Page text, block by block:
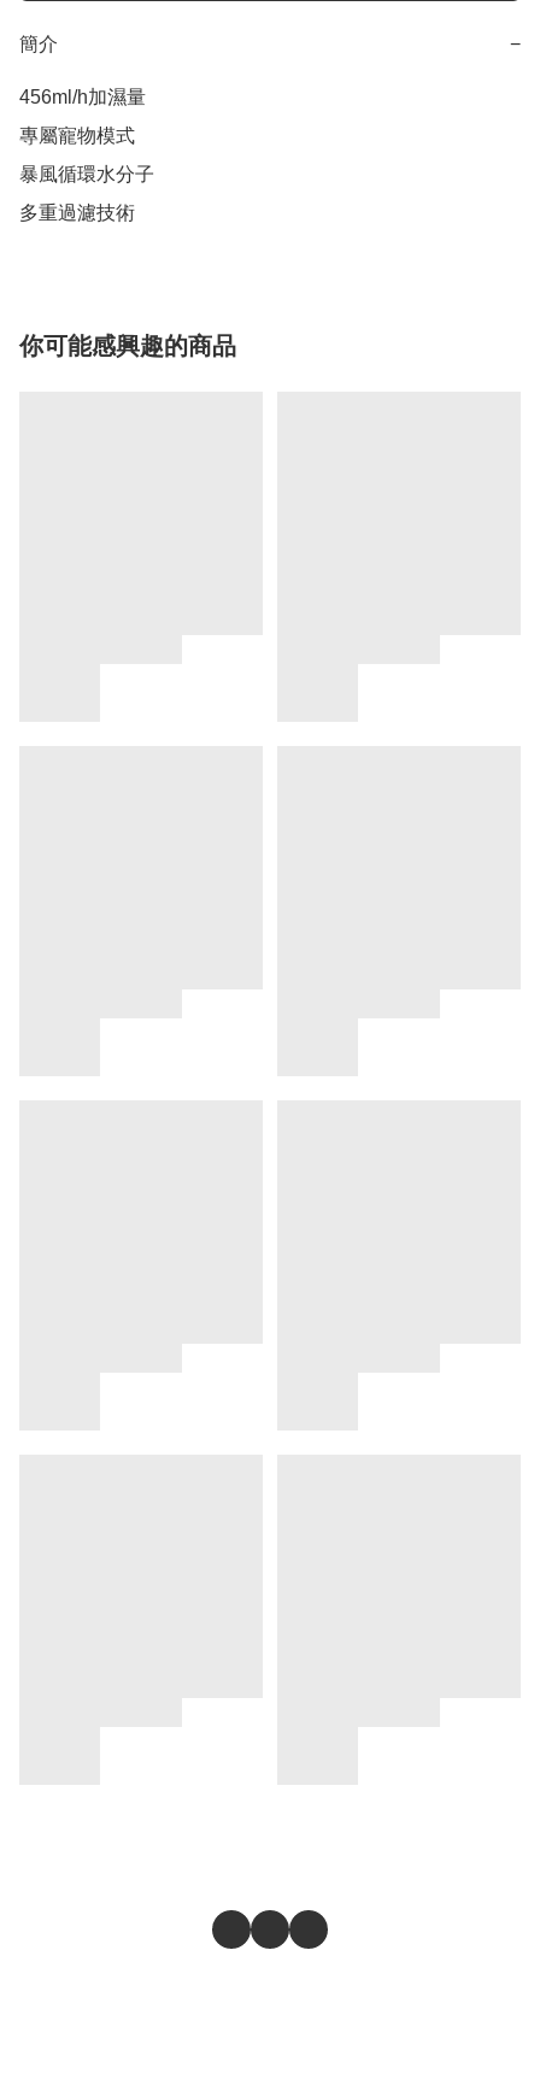
簡介 −
456ml/h加濕量
專屬寵物模式
暴風循環水分子
多重過濾技術
你可能感興趣的商品